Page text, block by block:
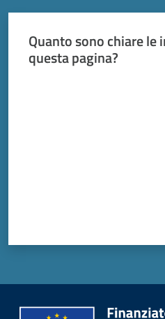
Novità
Argomenti
Seguici
Quanto sono chiare le
questa pagina?